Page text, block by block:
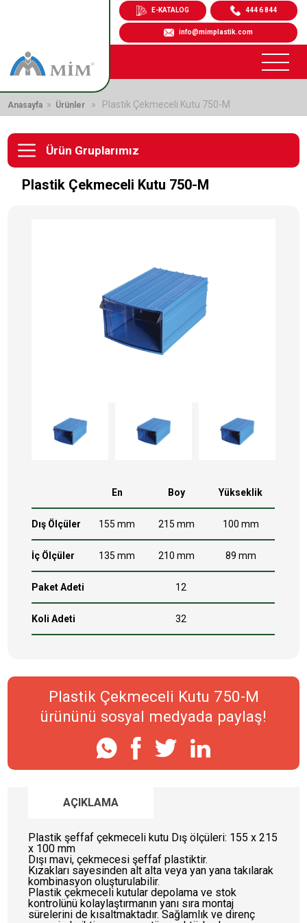
ANASAYFA
KURUMSAL
ÜRÜNLERİMİZ
E-KATALOG 444 6 844
info@mimplastik.com
Anasayfa » Ürünler » Plastik Çekmeceli Kutu 750-M
Ürün Gruplarımız
Plastik Çekmeceli Kutu 750-M
En Boy Yükseklik
Dış Ölçüler 155 mm 215 mm 100 mm
İç Ölçüler 135 mm 210 mm 89 mm
Paket Adeti 12
Koli Adeti 32
Plastik Çekmeceli Kutu 750-M
ürününü sosyal medyada paylaş!
AÇIKLAMA
Plastik şeffaf çekmeceli kutu Dış ölçüleri: 155 x 215
x 100 mm
Dışı mavi, çekmecesi şeffaf plastiktir.
Kızakları sayesinden alt alta veya yan yana takılarak
kombinasyon oluşturulabilir.
Plastik çekmeceli kutular depolama ve stok
kontrolünü kolaylaştırmanın yanı sıra montaj
sürelerini de kısaltmaktadır. Sağlamlık ve direnç